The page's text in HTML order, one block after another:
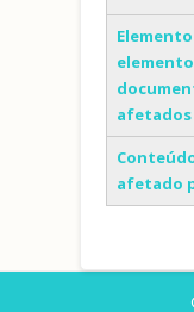
afetados
afetado